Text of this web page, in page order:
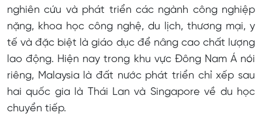
nghiên cứu và phát triển các ngành công nghiệp
nặng, khoa học công nghệ, du lịch, thương mại, y
tế và đặc biệt là giáo dục để nâng cao chất lượng
lao động. Hiện nay trong khu vực Đông Nam Á nói
riêng, Malaysia là đất nước phát triển chỉ xếp sau
hai quốc gia là Thái Lan và Singapore về du học
chuyển tiếp.